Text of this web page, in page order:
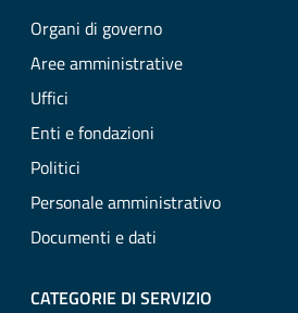
Organi di governo
Aree amministrative
Uffici
Enti e fondazioni
Politici
Personale amministrativo
Documenti e dati
CATEGORIE DI SERVIZIO